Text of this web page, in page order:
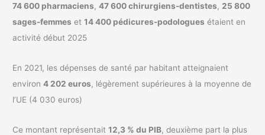
74 600 pharmaciens,47 600 chirurgiens-dentistes, 25 800
sages-femmes et14 400 pédicures-podologues étaient en
activité début 2025
En 2021, les dépenses de santé par habitant atteignaient
environ4 202 euros, légèrement supérieures à la moyenne de
l’UE (4 030 euros)
Ce montant représentait12,3 % du PIB, deuxième part la plus